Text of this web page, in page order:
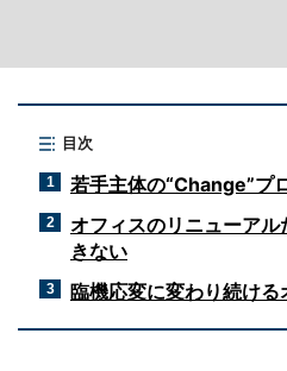
目次
1 若手主体の“Change”プ
2
オフィスのリニューア
きない
3 臨機応変に変わり続ける